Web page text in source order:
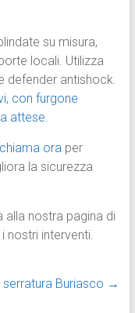
su misura,
locali. Utilizza
defender antishock.
con furgone
attese.
chiama oraper
la sicurezza
alla nostra pagina di
nostri interventi.
Buriasco →